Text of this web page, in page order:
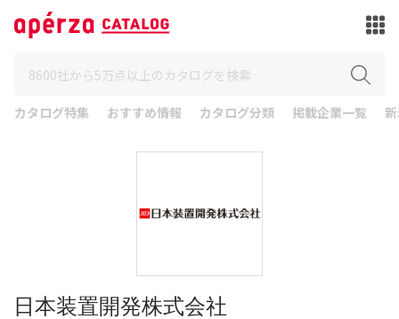
カタログ特集 おすすめ情報 カタログ分類 掲載企業一覧
日本装置開発株式会社